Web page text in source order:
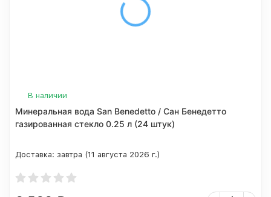
В наличии
Минеральная вода San Benedetto / Сан Бенедетто
газированная стекло 0.25 л (24 штук)
Доставка: завтра (11 августа 2026 г.)